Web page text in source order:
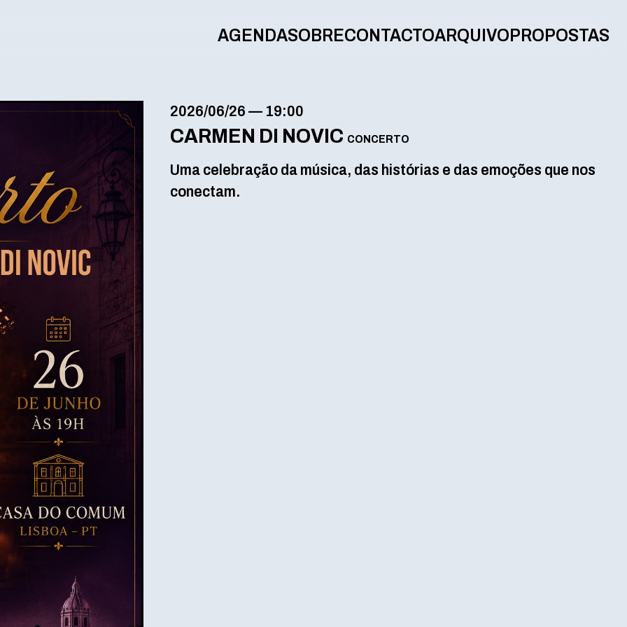
AGENDASOBRECONTACTOARQUIVO PROPOSTAS
2026/06/26 — 19:00
CARMEN DI NOVIC CONCERTO
Uma celebração da música, das histórias e das emoções que nos
conectam.